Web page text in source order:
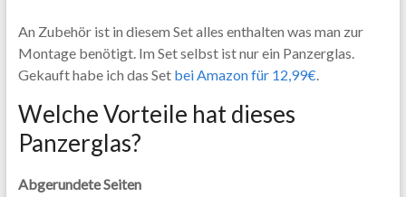
An Zubehör ist in diesem Set alles enthalten was man zur
Montage benötigt. Im Set selbst ist nur ein Panzerglas.
Gekauft habe ich das Set bei Amazon für 12,99€.
Welche Vorteile hat dieses
Panzerglas?
Abgerundete Seiten